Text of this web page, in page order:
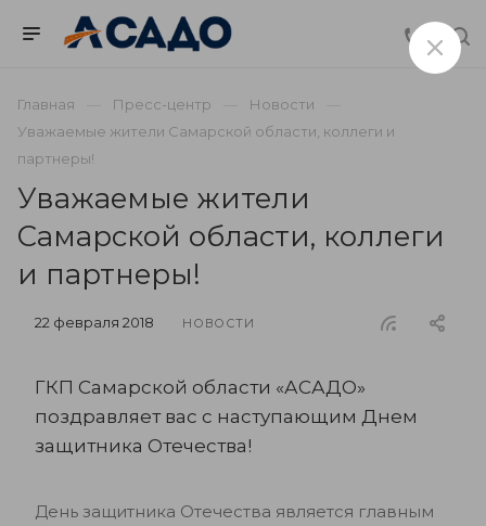
Главная Пресс-центр
Новости
Уважаемые жители Самарской области, коллеги и
партнеры!
Уважаемые жители
Самарской области, коллеги
и партнеры!
22 февраля 2018 НОВОСТИ
ГКП Самарской области «АСАДО»
поздравляет вас с наступающим Днем
защитника Отечества!
День защитника Отечества является главным